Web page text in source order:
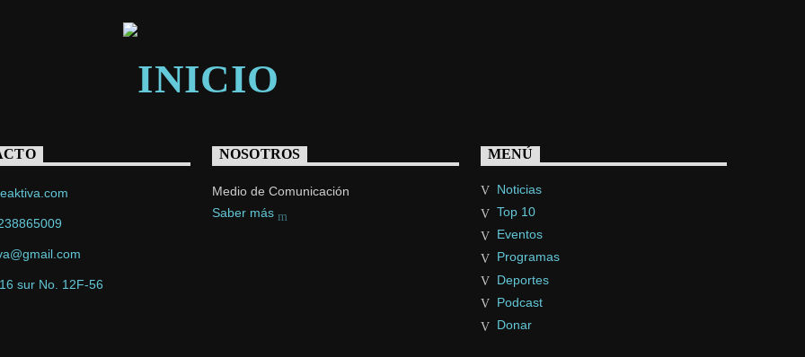
sur No. 12F-56
NOSOTROS
Medio de Comunicación
Saber más
MENÚ
Noticias
Top 10
Eventos
Programas
Deportes
Podcast
Donar